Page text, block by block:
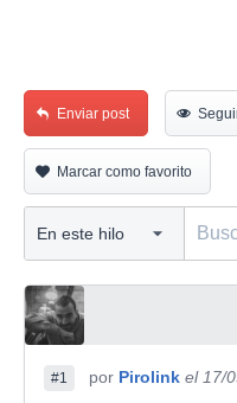
Enviar post
Marcar como favorito
#1 por Pirolink el 17/